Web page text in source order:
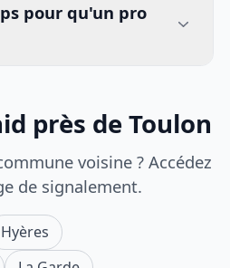
pour qu'un pro
près de Toulon
voisine ? Accédez
de signalement.
Hyères